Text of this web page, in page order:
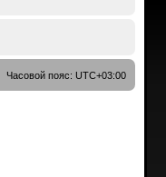
Часовой пояс:UTC+03:00